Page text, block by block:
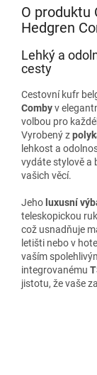
O produktu
Hedgren
Lehký a
cesty
Cestovní kufr
Combyv
volbou pro
Vyrobený z
lehkost a
vydáte stylově a
vašich věcí.
Jeho luxusní
teleskopickou
což usnadňuje
letišti nebo v
vaším
integrovanému
jistotu, že vaše